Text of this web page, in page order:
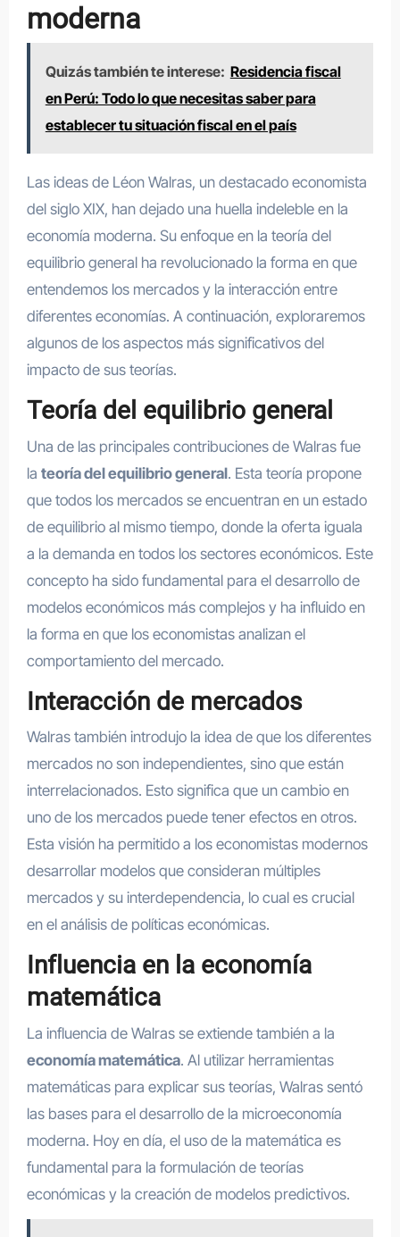
moderna
Quizás también te interese: Residencia fiscal
en Perú: Todo lo que necesitas saber para
establecer tu situación fiscal en el país
Las ideas de Léon Walras, un destacado economista
del siglo XIX, han dejado una huella indeleble en la
economía moderna. Su enfoque en la teoría del
equilibrio general ha revolucionado la forma en que
entendemos los mercados y la interacción entre
diferentes economías. A continuación, exploraremos
algunos de los aspectos más significativos del
impacto de sus teorías.
Teoría del equilibrio general
Una de las principales contribuciones de Walras fue
la teoría del equilibrio general. Esta teoría propone
que todos los mercados se encuentran en un estado
de equilibrio al mismo tiempo, donde la oferta iguala
a la demanda en todos los sectores económicos. Este
concepto ha sido fundamental para el desarrollo de
modelos económicos más complejos y ha influido en
la forma en que los economistas analizan el
comportamiento del mercado.
Interacción de mercados
Walras también introdujo la idea de que los diferentes
mercados no son independientes, sino que están
interrelacionados. Esto significa que un cambio en
uno de los mercados puede tener efectos en otros.
Esta visión ha permitido a los economistas modernos
desarrollar modelos que consideran múltiples
mercados y su interdependencia, lo cual es crucial
en el análisis de políticas económicas.
Influencia en la economía
matemática
La influencia de Walras se extiende también a la
economía matemática. Al utilizar herramientas
matemáticas para explicar sus teorías, Walras sentó
las bases para el desarrollo de la microeconomía
moderna. Hoy en día, el uso de la matemática es
fundamental para la formulación de teorías
económicas y la creación de modelos predictivos.